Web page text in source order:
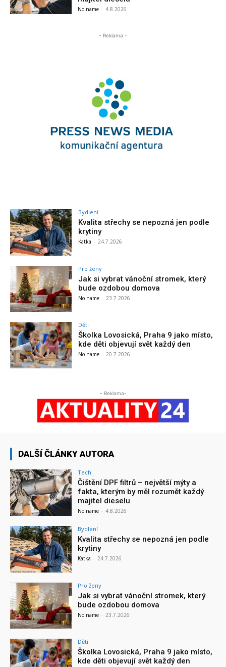
No name - 4.8.2026
- Reklama -
Bydlení
Kvalita střechy se nepozná jen podle
krytiny
Katka - 24.7.2026
Pro ženy
Jak si vybrat vánoční stromek, který
bude ozdobou domova
No name - 23.7.2026
Děti
Školka Lovosická, Praha 9 jako místo,
kde děti objevují svět každý den
No name - 20.7.2026
- Reklama-
DALŠÍ ČLÁNKY AUTORA
Tech
Čištění DPF filtrů – největší mýty a
fakta, kterým by měl rozumět každý
majitel dieselu
No name - 4.8.2026
Bydlení
Kvalita střechy se nepozná jen podle
krytiny
Katka - 24.7.2026
Pro ženy
Jak si vybrat vánoční stromek, který
bude ozdobou domova
No name - 23.7.2026
Děti
Školka Lovosická, Praha 9 jako místo,
kde děti objevují svět každý den